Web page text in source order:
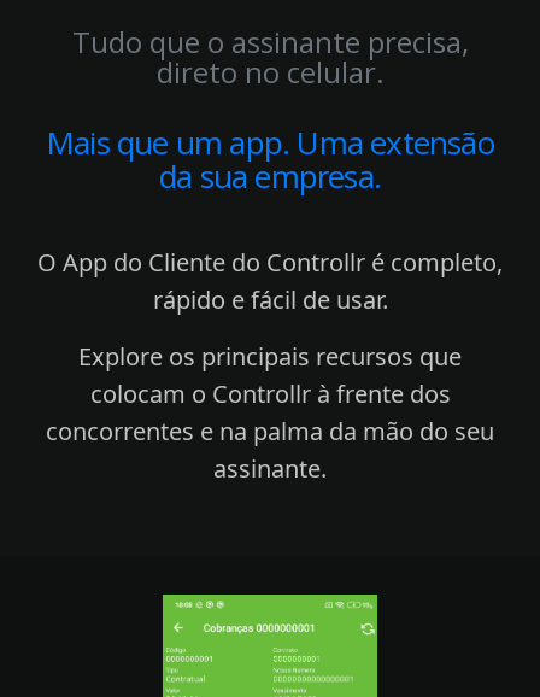
Tudo que o assinante precisa,
direto no celular.
Mais que um app. Uma extensão
da sua empresa.
O App do Cliente do Controllr é completo,
rápido e fácil de usar.
Explore os principais recursos que
colocam o Controllr à frente dos
concorrentes e na palma da mão do seu
assinante.